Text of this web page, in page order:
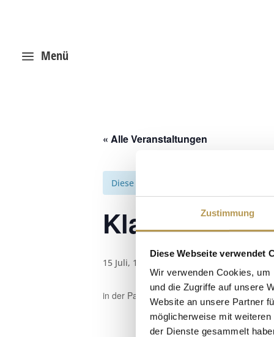
Zustimmung
Diese Webseite verwendet
Wir verwenden Cookies,
und die Zugriffe auf unsere
Website an unsere Partner
möglicherweise mit
der Dienste gesammelt
a Menü
« Alle Veranstaltungen
Diese Veranstaltung hat bereits
15 Juli, 18:30
in der Panoramasauna
Zum